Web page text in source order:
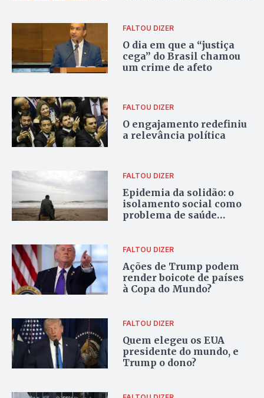
FALTOU DIZER
O dia em que a “justiça
cega” do Brasil chamou
um crime de afeto
FALTOU DIZER
O engajamento redefiniu
a relevância política
FALTOU DIZER
Epidemia da solidão: o
isolamento social como
problema de saúde
FALTOU DIZER
Ações de Trump podem
render boicote de países
à Copa do Mundo?
FALTOU DIZER
Quem elegeu os EUA
presidente do mundo, e
Trump o dono?